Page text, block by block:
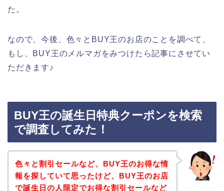
た。
なので、今後、色々とBUY王のお店のことを調べて、
もし、BUY王のメルマガをみつけたら記事にさせてい
ただきます♪
BUY王の誕生日特典クーポンを検索
で調査してみた！
色々と割引セールなど、BUY王のお得な情
報を探していて思ったけど、BUY王のお店
で誕生日の人限定でお得な割引セールなど